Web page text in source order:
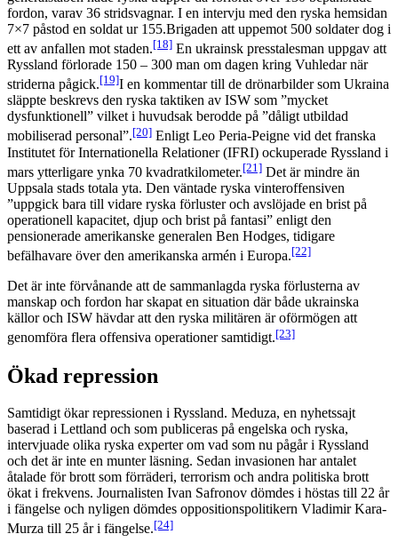
fordon, varav 36 stridsvagnar. I en intervju med den ryska hemsidan
7×7 påstod en soldat ur 155.Brigaden att uppemot 500 soldater dog i
ett av anfallen mot staden.[18] En ukrainsk presstalesman uppgav att
Ryssland förlorade 150 – 300 man om dagen kring Vuhledar när
striderna pågick.[19]I en kommentar till de drönarbilder som Ukraina
släppte beskrevs den ryska taktiken av ISW som ”mycket
dysfunktionell” vilket i huvudsak berodde på ”dåligt utbildad
mobiliserad personal”.[20] Enligt Leo Peria-Peigne vid det franska
Institutet för Internationella Relationer (IFRI) ockuperade Ryssland i
mars ytterligare ynka 70 kvadratkilometer.[21] Det är mindre än
Uppsala stads totala yta. Den väntade ryska vinteroffensiven
”uppgick bara till vidare ryska förluster och avslöjade en brist på
operationell kapacitet, djup och brist på fantasi” enligt den
pensionerade amerikanske generalen Ben Hodges, tidigare
befälhavare över den amerikanska armén i Europa.[22]
Det är inte förvånande att de sammanlagda ryska förlusterna av
manskap och fordon har skapat en situation där både ukrainska
källor och ISW hävdar att den ryska militären är oförmögen att
genomföra flera offensiva operationer samtidigt.[23]
Ökad repression
Samtidigt ökar repressionen i Ryssland. Meduza, en nyhetssajt
baserad i Lettland och som publiceras på engelska och ryska,
intervjuade olika ryska experter om vad som nu pågår i Ryssland
och det är inte en munter läsning. Sedan invasionen har antalet
åtalade för brott som förräderi, terrorism och andra politiska brott
ökat i frekvens. Journalisten Ivan Safronov dömdes i höstas till 22 år
i fängelse och nyligen dömdes oppositionspolitikern Vladimir Kara-
Murza till 25 år i fängelse.[24]